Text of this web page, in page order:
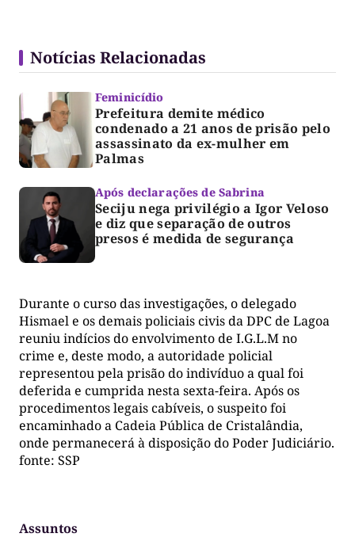
Notícias Relacionadas
Feminicídio
Prefeitura demite médico
condenado a 21 anos de prisão pelo
assassinato da ex-mulher em
Palmas
Após declarações de Sabrina
Seciju nega privilégio a Igor Veloso
e diz que separação de outros
presos é medida de segurança
Durante o curso das investigações, o delegado
Hismael e os demais policiais civis da DPC de Lagoa
reuniu indícios do envolvimento de I.G.L.M no
crime e, deste modo, a autoridade policial
representou pela prisão do indivíduo a qual foi
deferida e cumprida nesta sexta-feira. Após os
procedimentos legais cabíveis, o suspeito foi
encaminhado a Cadeia Pública de Cristalândia,
onde permanecerá à disposição do Poder Judiciário.
fonte: SSP
Assuntos